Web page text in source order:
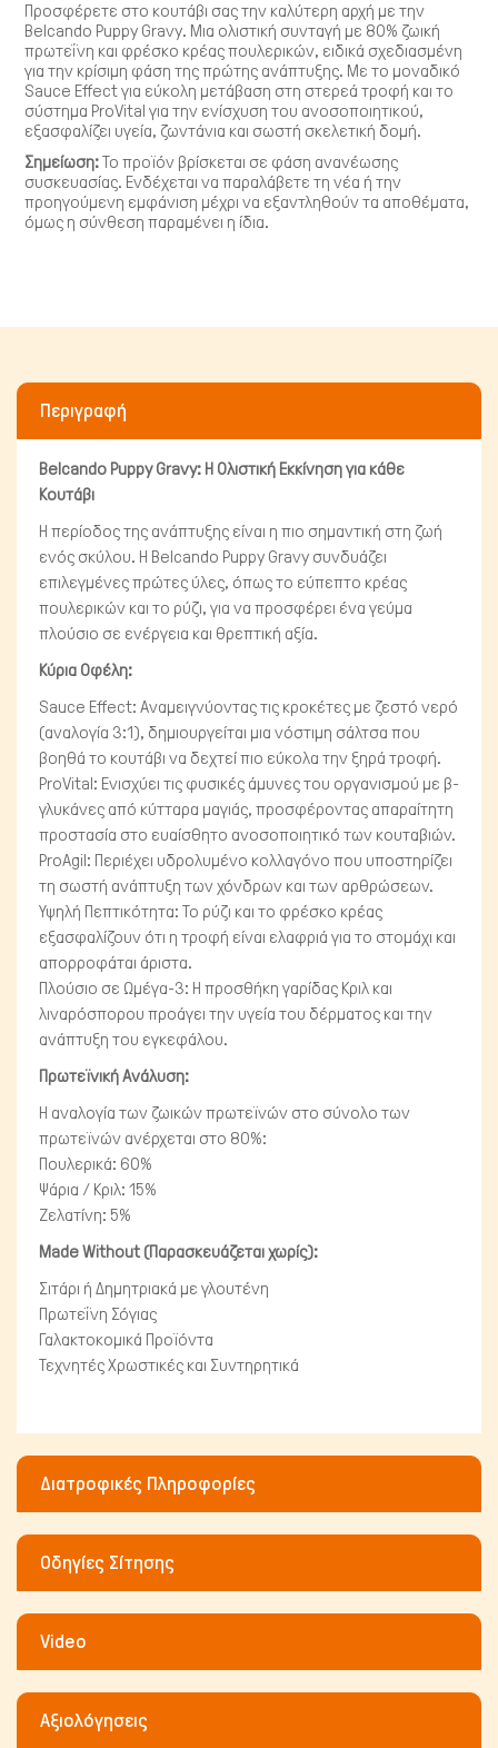
Μικρά ζώα
Προσφέρετε στο κουτάβι σας την καλύτερη αρχή με την
Belcando Puppy Gravy. Μια ολιστική συνταγή με 80% ζωική
πρωτεΐνη και φρέσκο κρέας πουλερικών, ειδικά σχεδιασμένη
για την κρίσιμη φάση της πρώτης ανάπτυξης. Με το μοναδικό
Sauce Effectγια εύκολη μετάβαση στη στερεά τροφή και το
σύστημα ProVital για την ενίσχυση του ανοσοποιητικού,
εξασφαλίζει υγεία, ζωντάνια και σωστή σκελετική δομή.
Σημείωση:Το προϊόν βρίσκεται σε φάση ανανέωσης
συσκευασίας. Ενδέχεται να παραλάβετε τη νέα ή την
προηγούμενη εμφάνιση μέχρι να εξαντληθούν τα αποθέματα,
όμως η σύνθεση παραμένει η ίδια.
Περιγραφή
Belcando Puppy Gravy: Η Ολιστική Εκκίνηση για κάθε
Κουτάβι
Η περίοδος της ανάπτυξης είναι η πιο σημαντική στη ζωή
ενός σκύλου. Η Belcando Puppy Gravy συνδυάζει
επιλεγμένες πρώτες ύλες, όπως το εύπεπτο κρέας
πουλερικών και το ρύζι, για να προσφέρει ένα γεύμα
πλούσιο σε ενέργεια και θρεπτική αξία.
Κύρια Οφέλη:
Sauce Effect: Αναμειγνύοντας τις κροκέτες με ζεστό νερό
(αναλογία 3:1), δημιουργείται μια νόστιμη σάλτσα που
βοηθά το κουτάβι να δεχτεί πιο εύκολα την ξηρά τροφή.
ProVital: Ενισχύει τις φυσικές άμυνες του οργανισμού με β-
γλυκάνες από κύτταρα μαγιάς, προσφέροντας απαραίτητη
προστασία στο ευαίσθητο ανοσοποιητικό των κουταβιών.
ProAgil: Περιέχει υδρολυμένο κολλαγόνο που υποστηρίζει
τη σωστή ανάπτυξη των χόνδρων και των αρθρώσεων.
Υψηλή Πεπτικότητα: Το ρύζι και το φρέσκο κρέας
εξασφαλίζουν ότι η τροφή είναι ελαφριά για το στομάχι και
απορροφάται άριστα.
Πλούσιο σε Ωμέγα-3: Η προσθήκη γαρίδας Κριλ και
λιναρόσπορου προάγει την υγεία του δέρματος και την
ανάπτυξη του εγκεφάλου.
Πρωτεϊνική Ανάλυση:
Η αναλογία των ζωικών πρωτεϊνών στο σύνολο των
πρωτεϊνών ανέρχεται στο 80%:
Πουλερικά: 60%
Ψάρια / Κριλ: 15%
Ζελατίνη: 5%
Made Without (Παρασκευάζεται χωρίς):
Σιτάρι ή Δημητριακά με γλουτένη
Πρωτεΐνη Σόγιας
Γαλακτοκομικά Προϊόντα
Τεχνητές Χρωστικές και Συντηρητικά
Διατροφικές Πληροφορίες
Οδηγίες Σίτησης
Video
Αξιολόγησεις